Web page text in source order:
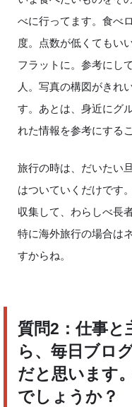
べに行ってます。食べ
度。点数が低くてもい
フラットに。参考にし
人。写真の構図がきれ
す。あとは、身近にグ
れた情報を参考にする
旅行の時は、だいたい
はついていくだけです
収集して、わらしべ長
特に海外旅行の場合は
すからね。
質問2 ：仕事
ら、毎日ブロ
だと思います
でしょうか？